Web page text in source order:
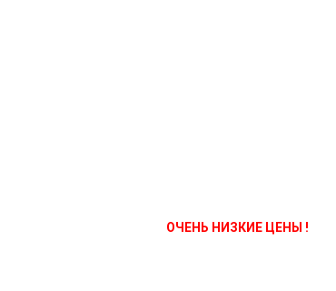
ОЧЕНЬ НИЗКИЕ ЦЕНЫ !